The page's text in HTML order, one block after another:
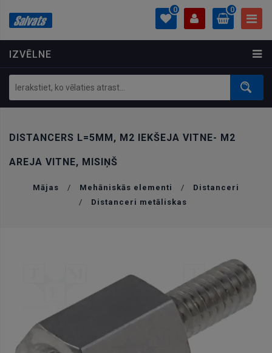
IZVĒLNE
0
PROFILS
Ielogoties
Izveidot kontu
0
0.00 €
DISTANCERS L=5MM, M2 IEKŠEJA VITNE- M2
AREJA VITNE, MISIŅŠ
Mājas / Mehāniskās elementi /
Distanceri
/
Distanceri metāliskas